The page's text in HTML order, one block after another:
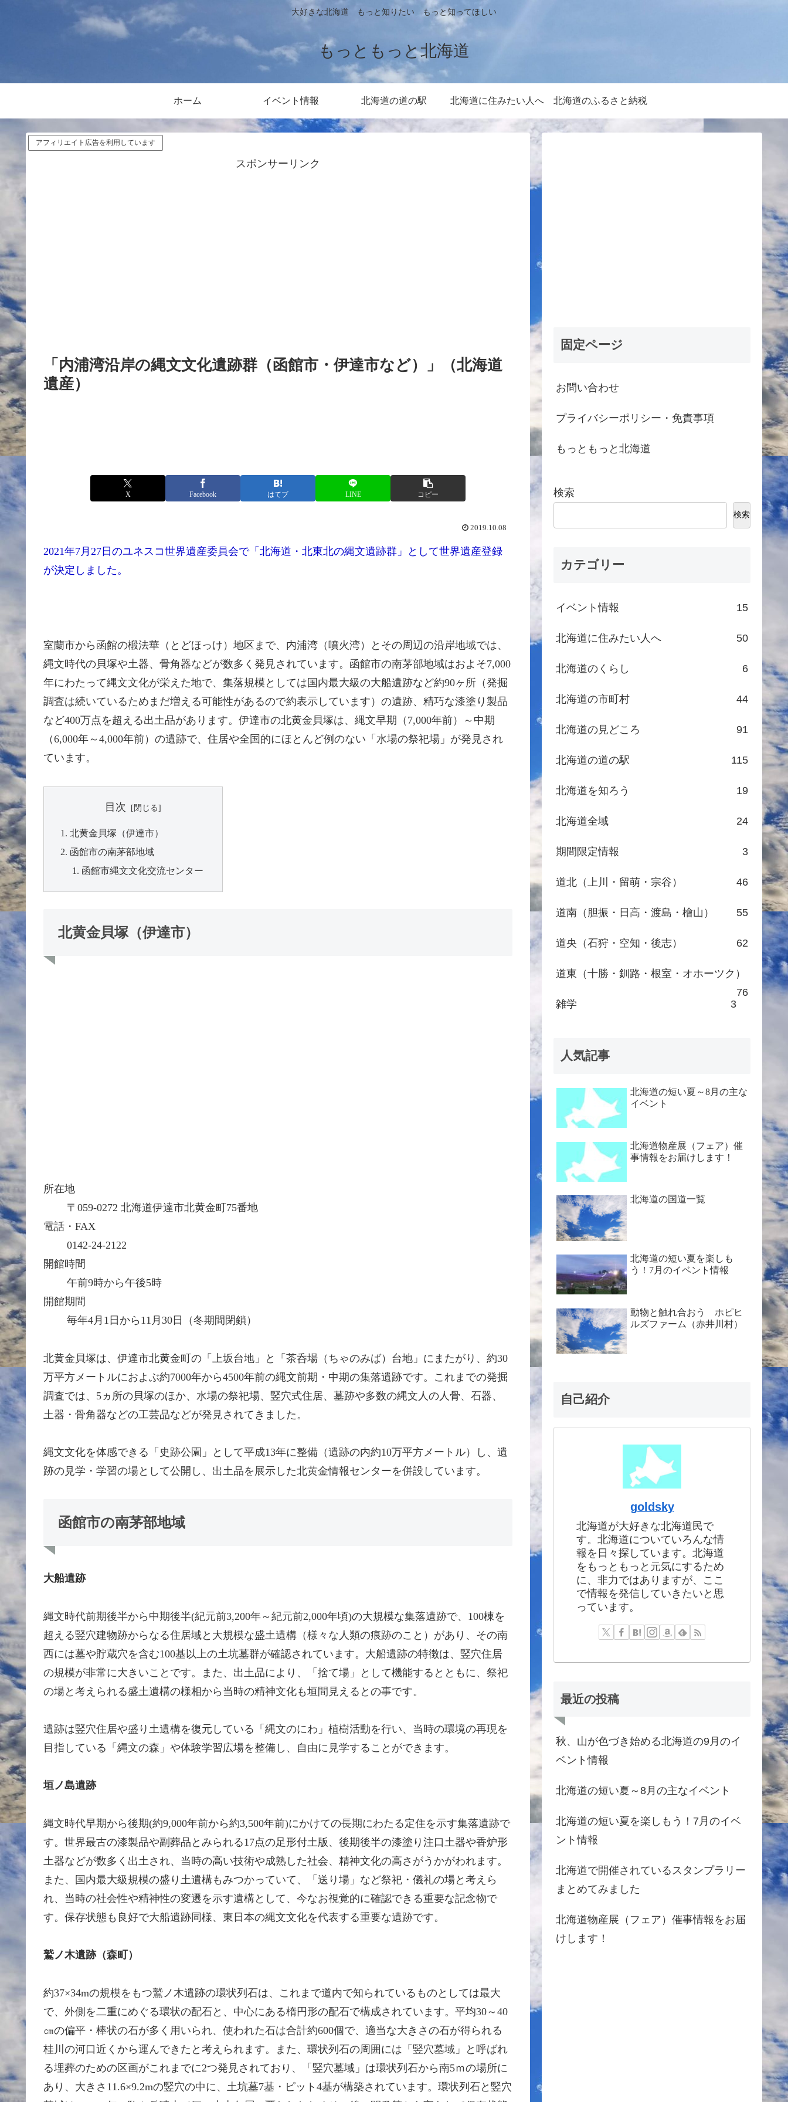
大好きな北海道 もっと知りたい もっと知ってほしい
もっともっと北海道
ホーム イベント情報 北海道の道の駅 北海道に住みたい人へ 北海道のふるさと納税
アフィリエイト広告を利用しています
スポンサーリンク
「内浦湾沿岸の縄文文化遺跡群（函館市・伊達市など）」（北海道
遺産）
X Facebook はてブ LINE コピー
2019.10.08
2021年7月27日のユネスコ世界遺産委員会で「北海道・北東北の縄文遺跡群」として世界遺産登録
が決定しました。
室蘭市から函館の椴法華（とどほっけ）地区まで、内浦湾（噴火湾）とその周辺の沿岸地域では、
縄文時代の貝塚や土器、骨角器などが数多く発見されています。函館市の南茅部地域はおよそ7,000
年にわたって縄文文化が栄えた地で、集落規模としては国内最大級の大船遺跡など約90ヶ所（発掘
調査は続いているためまだ増える可能性があるので約表示しています）の遺跡、精巧な漆塗り製品
など400万点を超える出土品があります。伊達市の北黄金貝塚は、縄文早期（7,000年前）～中期
（6,000年～4,000年前）の遺跡で、住居や全国的にほとんど例のない「水場の祭祀場」が発見され
ています。
目次
北黄金貝塚（伊達市）
函館市の南茅部地域
函館市縄文文化交流センター
北黄金貝塚（伊達市）
所在地
〒059-0272 北海道伊達市北黄金町75番地
電話・FAX
0142-24-2122
開館時間
午前9時から午後5時
開館期間
毎年4月1日から11月30日（冬期間閉鎖）
北黄金貝塚は、伊達市北黄金町の「上坂台地」と「茶呑場（ちゃのみば）台地」にまたがり、約30
万平方メートルにおよぶ約7000年から4500年前の縄文前期・中期の集落遺跡です。これまでの発掘
調査では、5ヵ所の貝塚のほか、水場の祭祀場、竪穴式住居、墓跡や多数の縄文人の人骨、石器、
土器・骨角器などの工芸品などが発見されてきました。
縄文文化を体感できる「史跡公園」として平成13年に整備（遺跡の内約10万平方メートル）し、遺
跡の見学・学習の場として公開し、出土品を展示した北黄金情報センターを併設しています。
函館市の南茅部地域
大船遺跡
縄文時代前期後半から中期後半(紀元前3,200年～紀元前2,000年頃)の大規模な集落遺跡で、100棟を
超える竪穴建物跡からなる住居域と大規模な盛土遺構（様々な人類の痕跡のこと）があり、その南
西には墓や貯蔵穴を含む100基以上の土坑墓群が確認されています。大船遺跡の特徴は、竪穴住居
の規模が非常に大きいことです。また、出土品により、「捨て場」として機能するとともに、祭祀
の場と考えられる盛土遺構の様相から当時の精神文化も垣間見えるとの事です。
遺跡は竪穴住居や盛り土遺構を復元している「縄文のにわ」植樹活動を行い、当時の環境の再現を
目指している「縄文の森」や体験学習広場を整備し、自由に見学することができます。
垣ノ島遺跡
縄文時代早期から後期(約9,000年前から約3,500年前)にかけての長期にわたる定住を示す集落遺跡で
す。世界最古の漆製品や副葬品とみられる17点の足形付土版、後期後半の漆塗り注口土器や香炉形
土器などが数多く出土され、当時の高い技術や成熟した社会、精神文化の高さがうかがわれます。
また、国内最大級規模の盛り土遺構もみつかっていて、「送り場」など祭祀・儀礼の場と考えら
れ、当時の社会性や精神性の変遷を示す遺構として、今なお視覚的に確認できる重要な記念物で
す。保存状態も良好で大船遺跡同様、東日本の縄文文化を代表する重要な遺跡です。
鷲ノ木遺跡（森町）
約37×34mの規模をもつ鷲ノ木遺跡の環状列石は、これまで道内で知られているものとしては最大
で、外側を二重にめぐる環状の配石と、中心にある楕円形の配石で構成されています。平均30～40
㎝の偏平・棒状の石が多く用いられ、使われた石は合計約600個で、適当な大きさの石が得られる
桂川の河口近くから運んできたと考えられます。また、環状列石の周囲には「竪穴墓域」と呼ばれ
る埋葬のための区画がこれまでに2つ発見されており、「竪穴墓域」は環状列石から南5ｍの場所に
あり、大きさ11.6×9.2mの竪穴の中に、土坑墓7基・ピット4基が構築されています。環状列石と竪穴
固定ページ
お問い合わせ
プライバシーポリシー・免責事項
もっともっと北海道
検索
検索
カテゴリー
イベント情報 15
北海道に住みたい人へ 50
北海道のくらし 6
北海道の市町村 44
北海道の見どころ 91
北海道の道の駅 115
北海道を知ろう 19
北海道全域 24
期間限定情報 3
道北（上川・留萌・宗谷） 46
道南（胆振・日高・渡島・檜山） 55
道央（石狩・空知・後志） 62
道東（十勝・釧路・根室・オホーツク）
76
雑学
3
人気記事
北海道の短い夏～8月の主な
イベント
北海道物産展（フェア）催
事情報をお届けします！
北海道の国道一覧
北海道の短い夏を楽しも
う！7月のイベント情報
動物と触れ合おう ホピヒ
ルズファーム（赤井川村）
自己紹介
goldsky
北海道が大好きな北海道民で
す。北海道についていろんな情
報を日々探しています。北海道
をもっともっと元気にするため
に、非力ではありますが、ここ
で情報を発信していきたいと思
っています。
最近の投稿
秋、山が色づき始める北海道の9月のイ
ベント情報
北海道の短い夏～8月の主なイベント
北海道の短い夏を楽しもう！7月のイベ
ント情報
北海道で開催されているスタンプラリー
まとめてみました
北海道物産展（フェア）催事情報をお届
けします！